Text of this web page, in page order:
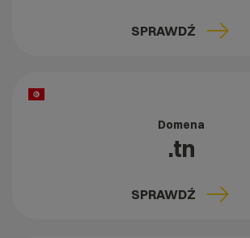
SPRAWDŹ
Domena
.tn
SPRAWDŹ